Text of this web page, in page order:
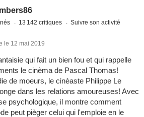
13 142 critiques Suivre son activité
le 12 mai 2019
qui fait un bien fou et qui rappelle
le cinèma de Pascal Thomas!
de moeurs, le cinèaste Philippe Le
dans les relations amoureuses! Avec
psychologique, il montre comment
peut pièger celui qui l'emploie en le